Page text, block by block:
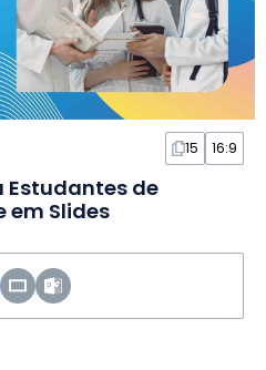
15 16:9
Estudantes de
em Slides